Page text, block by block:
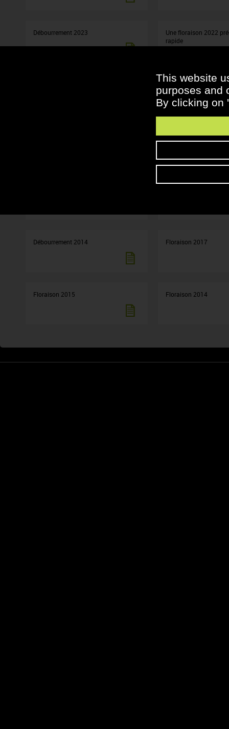
Débourrement 2023
Une floraison 2022
rapide
Une floraison 2020
Floraison 2018
Débourrement 2014 Floraison 2017
Floraison 2015 Floraison 2014
This website
purposes and
By clicking on